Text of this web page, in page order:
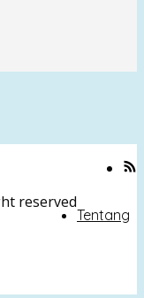
reserved
Tentang